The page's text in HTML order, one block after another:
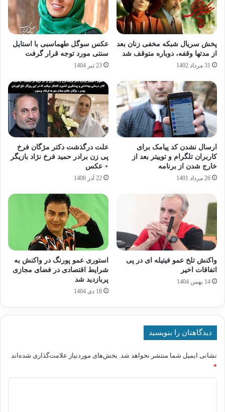
پخش سریال شبکه مخفی زنان بعد
از مدتها وقفه، دوباره متوقف شد
31 مرداد 1402
عکس سوگل طهماسبی با استایل
سنتی مورد توجه قرار گرفت
23 تیر 1404
ارسال نشدن کد پیامک برای
کاربران تلگرام و توییتر بعد از
خارج شدن از برنامه
26 مرداد 1401
علت درگذشت دکتر مژگان فرخ
پی زن برادر حمید فرخ نژاد بازیگر
+ عکس
22 آذر 1400
واکنش تلخ عمو فیتیله ای در پی
اتفاقات اخیر
14 بهمن 1404
استوری عمو پورنگ در واکنش به
شرایط اقتصادی در فضای مجازی
پربازدید شد
18 دی 1404
دیدگاهتان را بنویسید
نشانی ایمیل شما منتشر نخواهد شد. بخش‌های موردنیاز علامت‌گذاری شده‌اند
*